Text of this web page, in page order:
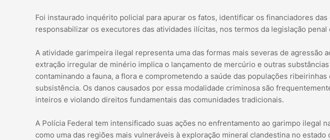
Foi instaurado inquérito policial para apurar os fatos, identificar os financiadores
responsabilizar os executores das atividades ilícitas, nos termos da legislação penal
A atividade garimpeira ilegal representa uma das formas mais severas de agressão
extração irregular de minério implica o lançamento de mercúrio e outras
contaminando a fauna, a flora e comprometendo a saúde das populações
subsistência. Os danos causados por essa modalidade criminosa são
inteiros e violando direitos fundamentais das comunidades tradicionais.
A Polícia Federal tem intensificado suas ações no enfrentamento ao garimpo ilegal
como uma das regiões mais vulneráveis à exploração mineral clandestina no estado